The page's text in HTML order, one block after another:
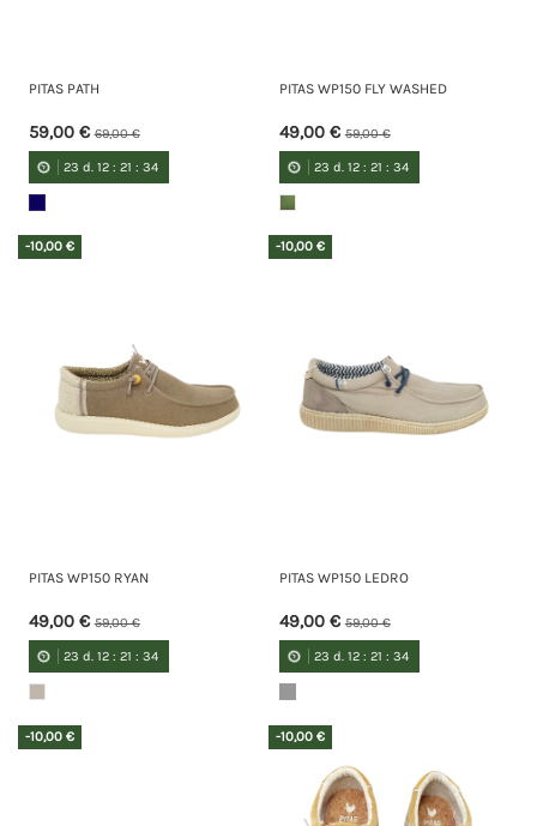
PITAS PATH
59,00 €69,00 €
23 d. 12 :21 :34
PITAS WP150 FLY WASHED
49,00 €59,00 €
23 d. 12 :21 :34
-10,00 €
PITAS WP150 RYAN
49,00 €59,00 €
23 d. 12 :21 :34
-10,00 €
PITAS WP150 LEDRO
49,00 €59,00 €
23 d. 12 :21 :34
-10,00 € -10,00 €